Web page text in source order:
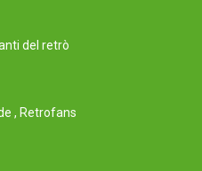
del retrò
, Retrofans